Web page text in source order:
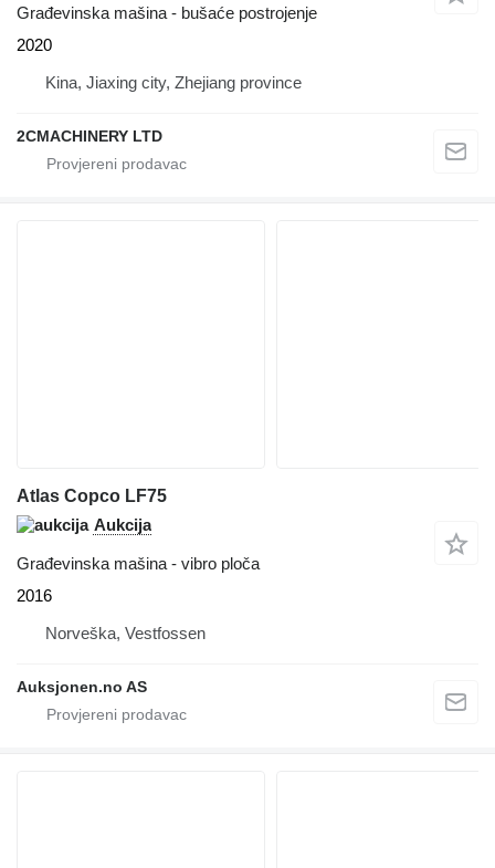
Građevinska mašina - bušaće postrojenje
2020
Kina, Jiaxing city, Zhejiang province
2CMACHINERY LTD
Atlas Copco LF75
Aukcija
Građevinska mašina - vibro ploča
2016
Norveška, Vestfossen
Auksjonen.no AS